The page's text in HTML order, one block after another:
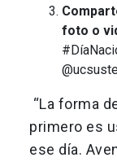
foto o
“La forma
primero es
ese día.